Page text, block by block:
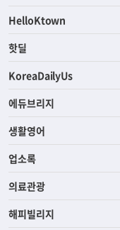
HelloKtown
핫딜
KoreaDailyUs
에듀브리지
생활영어
업소록
의료관광
해피빌리지